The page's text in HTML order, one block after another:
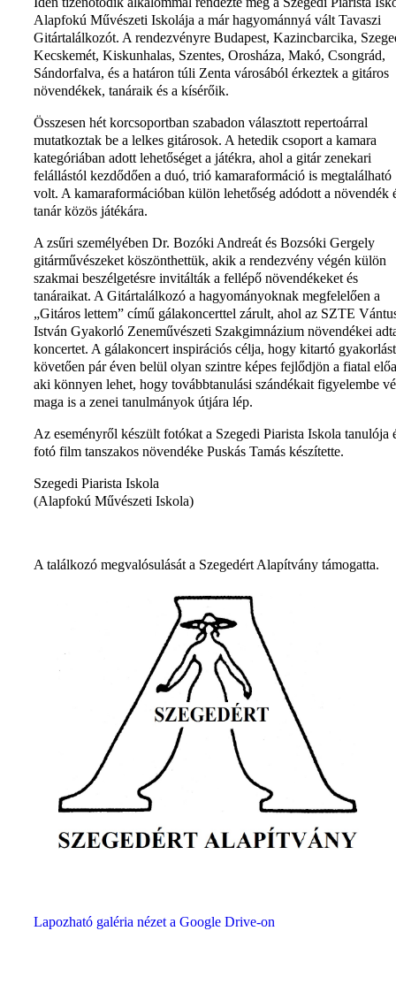
Alapfokú Művészeti Iskolája a már hagyománnyá vált Tavaszi
Gitártalálkozót. A rendezvényre Budapest, Kazincbarcika,
Kecskemét, Kiskunhalas, Szentes, Orosháza, Makó, Csongrád,
Sándorfalva, és a határon túli Zenta városából érkeztek a gitáros
növendékek, tanáraik és a kísérőik.
Összesen hét korcsoportban szabadon választott repertoárral
mutatkoztak be a lelkes gitárosok. A hetedik csoport a kamara
kategóriában adott lehetőséget a játékra, ahol a gitár zenekari
felállástól kezdődően a duó, trió kamaraformáció is megtalálható
volt. A kamaraformációban külön lehetőség adódott a növendék
tanár közös játékára.
A zsűri személyében Dr. Bozóki Andreát és Bozsóki Gergely
gitárművészeket köszönthettük, akik a rendezvény végén külön
szakmai beszélgetésre invitálták a fellépő növendékeket és
tanáraikat. A Gitártalálkozó a hagyományoknak megfelelően a
„Gitáros lettem” című gálakoncerttel zárult, ahol az SZTE
István Gyakorló Zeneművészeti Szakgimnázium növendékei
koncertet. A gálakoncert inspirációs célja, hogy kitartó gyakorlást
követően pár éven belül olyan szintre képes fejlődjön a fiatal
aki könnyen lehet, hogy továbbtanulási szándékait figyelembe
maga is a zenei tanulmányok útjára lép.
Az eseményről készült fotókat a Szegedi Piarista Iskola tanulója
fotó film tanszakos növendéke Puskás Tamás készítette.
Szegedi Piarista Iskola
(Alapfokú Művészeti Iskola)
A találkozó megvalósulását a Szegedért Alapítvány támogatta.
Lapozható galéria nézet a Google Drive-on